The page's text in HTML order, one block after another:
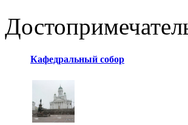
Кафедральный собор